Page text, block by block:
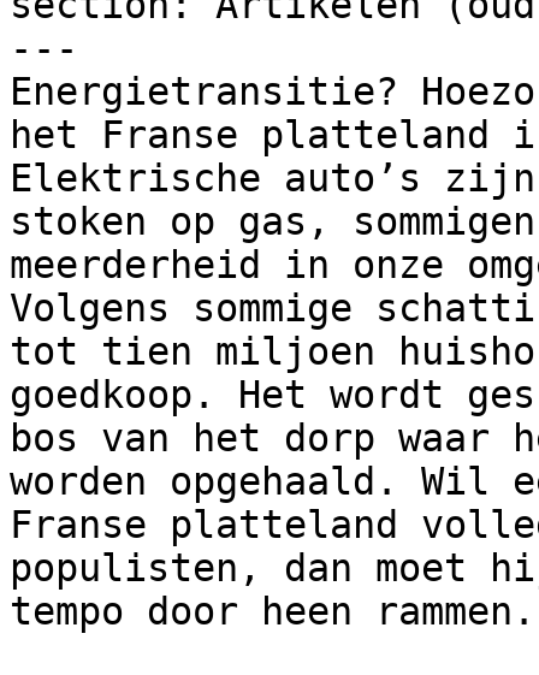
---
Energietransitie?
het Franse platteland
Elektrische auto’s
stoken op gas,
meerderheid in onze
Volgens sommige
tot tien miljoen
goedkoop. Het wordt
bos van het dorp
worden opgehaald. Wil
Franse platteland
populisten, dan moet
tempo door heen rammen.